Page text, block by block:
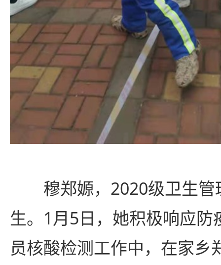
穆郑嫄，2020级卫生
生。1月5日，她积极响应防
员核酸检测工作中，在家乡